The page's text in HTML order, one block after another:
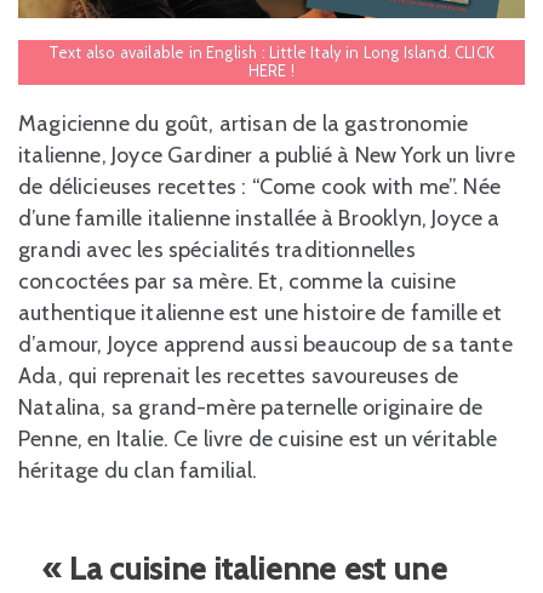
Text also available in English : Little Italy in Long Island. CLICK
HERE !
Magicienne du goût, artisan de la gastronomie
italienne, Joyce Gardiner a publié à New York un livre
de délicieuses recettes : “Come cook with me”. Née
d’une famille italienne installée à Brooklyn, Joyce a
grandi avec les spécialités traditionnelles
concoctées par sa mère. Et, comme la cuisine
authentique italienne est une histoire de famille et
d’amour, Joyce apprend aussi beaucoup de sa tante
Ada, qui reprenait les recettes savoureuses de
Natalina, sa grand-mère paternelle originaire de
Penne, en Italie. Ce livre de cuisine est un véritable
héritage du clan familial.
« La cuisine italienne est une